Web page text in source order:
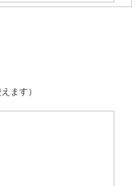
ます）